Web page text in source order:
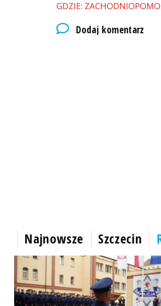
GDZIE:
Dodaj komentarz
Najnowsze Szczecin